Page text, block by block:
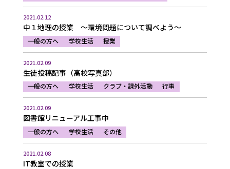
2021.02.12
中１地理の授業 ～環境問題について調べよう～
一般の方へ 学校生活 授業
2021.02.09
生徒投稿記事（高校写真部）
一般の方へ 学校生活 クラブ・課外活動 行事
2021.02.09
図書館リニューアル工事中
一般の方へ 学校生活 その他
2021.02.08
IT教室での授業